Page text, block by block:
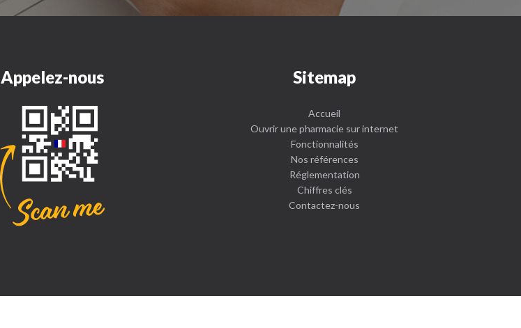
Appelez-nous Sitemap
Accueil
Ouvrir une pharmacie sur internet
Fonctionnalités
Nos références
Réglementation
Chiffres clés
Contactez-nous